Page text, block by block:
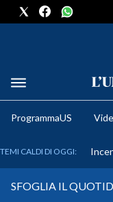
METEO
ProgrammaUS
TEMI CALDI DI OGGI:
SFOGLIA IL